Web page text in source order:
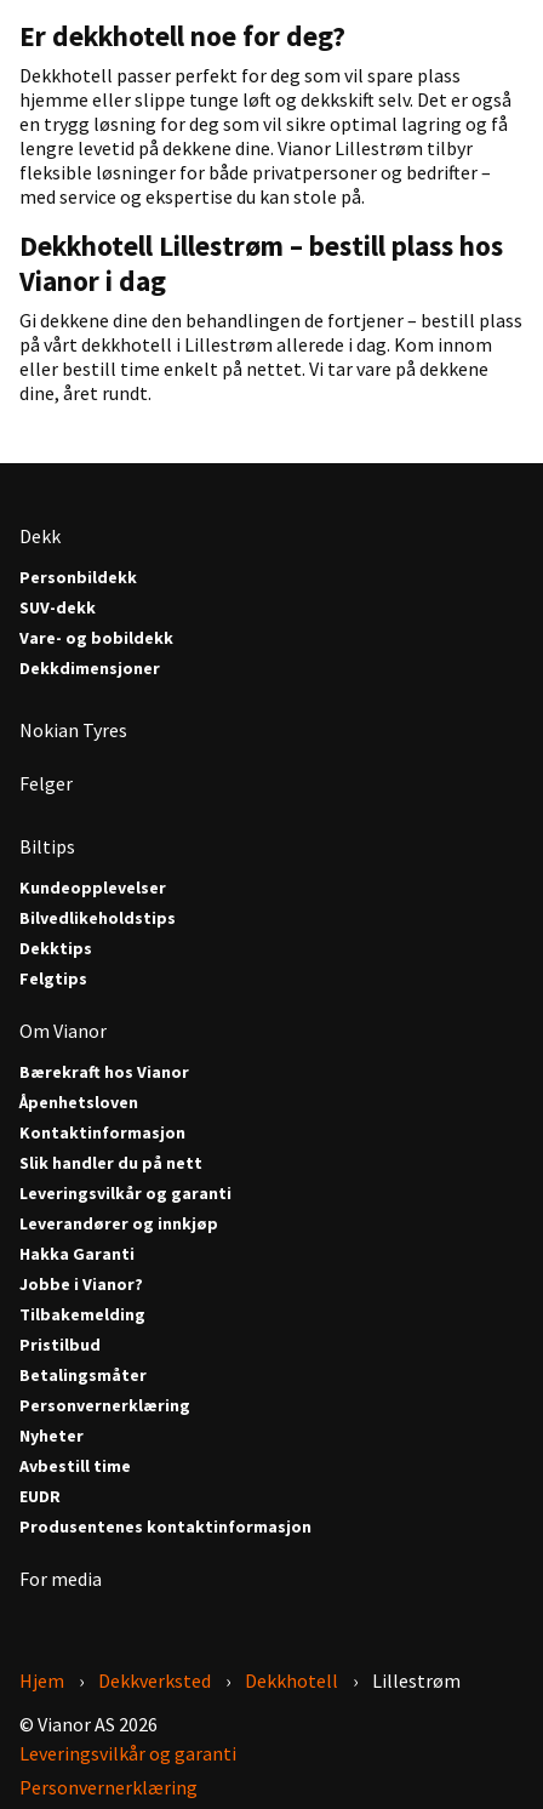
Er dekkhotell noe for deg?
Dekkhotell passer perfekt for deg som vil spare plass
hjemme eller slippe tunge løft og dekkskift selv. Det er også
en trygg løsning for deg som vil sikre optimal lagring og få
lengre levetid på dekkene dine. Vianor Lillestrøm tilbyr
fleksible løsninger for både privatpersoner og bedrifter –
med service og ekspertise du kan stole på.
Dekkhotell Lillestrøm – bestill plass hos
Vianor i dag
Gi dekkene dine den behandlingen de fortjener – bestill plass
på vårt dekkhotell i Lillestrøm allerede i dag. Kom innom
eller bestill time enkelt på nettet. Vi tar vare på dekkene
dine, året rundt.
Dekk
Personbildekk
SUV-dekk
Vare- og bobildekk
Dekkdimensjoner
Nokian Tyres
Felger
Biltips
Kundeopplevelser
Bilvedlikeholdstips
Dekktips
Felgtips
Om Vianor
Bærekraft hos Vianor
Åpenhetsloven
Kontaktinformasjon
Slik handler du på nett
Leveringsvilkår og garanti
Leverandører og innkjøp
Hakka Garanti
Jobbe i Vianor?
Tilbakemelding
Pristilbud
Betalingsmåter
Personvernerklæring
Nyheter
Avbestill time
EUDR
Produsentenes kontaktinformasjon
For media
Hjem Dekkverksted Dekkhotell
Lillestrøm
© Vianor AS 2026
Leveringsvilkår og garanti
Personvernerklæring